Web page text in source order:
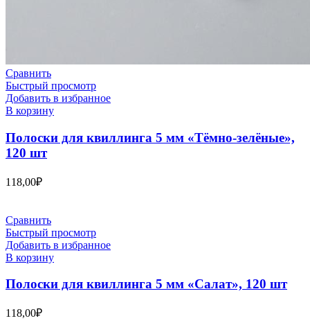
Сравнить
Быстрый просмотр
Добавить в избранное
В корзину
Полоски для квиллинга 5 мм «Тёмно-зелёные»,
120 шт
118,00₽
Сравнить
Быстрый просмотр
Добавить в избранное
В корзину
Полоски для квиллинга 5 мм «Салат», 120 шт
118,00₽